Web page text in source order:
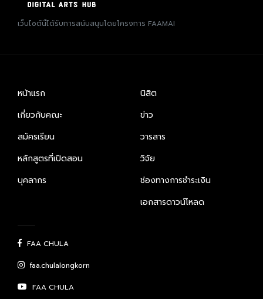
เว็บไซต์นี้ได้รับการสนับสนุนโดยโครงการ FAAMAI
หน้าแรก
เกี่ยวกับคณะ
สมัครเรียน
หลักสูตรที่เปิดสอน
บุคลากร
นิสิต
ข่าว
วารสาร
วิจัย
ช่องทางการชำระเงิน
เอกสารดาวน์โหลด
FAA CHULA
faa.chulalongkorn
FAA CHULA